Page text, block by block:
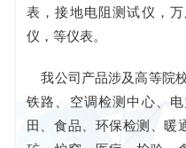
表，接地电阻测试仪，
仪，等仪表。
我公司产品涉及高等院
铁路、空调检测中心、
田、食品、环保检测、暖